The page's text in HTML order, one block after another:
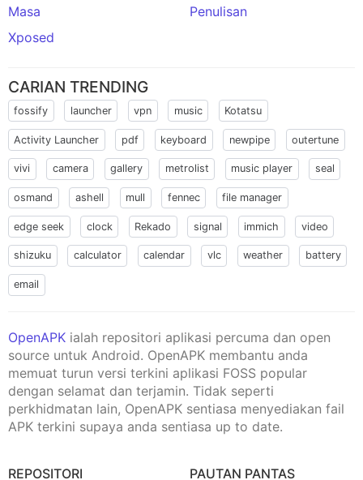
Masa
Penulisan
Xposed
CARIAN TRENDING
fossify launcher vpn music Kotatsu
Activity Launcher pdf keyboard newpipe outertune
vivi camera gallery metrolist music player seal
osmand ashell mull fennec file manager
edge seek clock Rekado signal immich video
shizuku calculator calendar vlc weather battery
email
OpenAPK ialah repositori aplikasi percuma dan open
source untuk Android. OpenAPK membantu anda
memuat turun versi terkini aplikasi FOSS popular
dengan selamat dan terjamin. Tidak seperti
perkhidmatan lain, OpenAPK sentiasa menyediakan fail
APK terkini supaya anda sentiasa up to date.
REPOSITORI PAUTAN PANTAS